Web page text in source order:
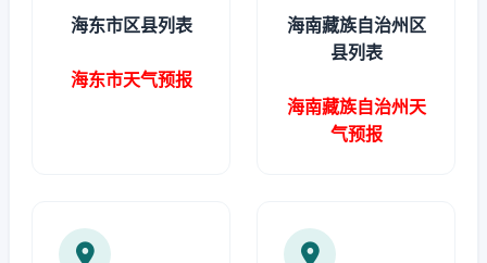
海东市区县列表
海东市天气预报
海南藏族自治州区
县列表
海南藏族自治州天
气预报